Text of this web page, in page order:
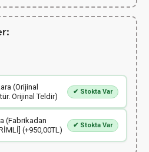
(Orijinal
Orijinal Teldir)
✔ Stokta Var
(Fabrikadan
(+950,00TL)
✔ Stokta Var